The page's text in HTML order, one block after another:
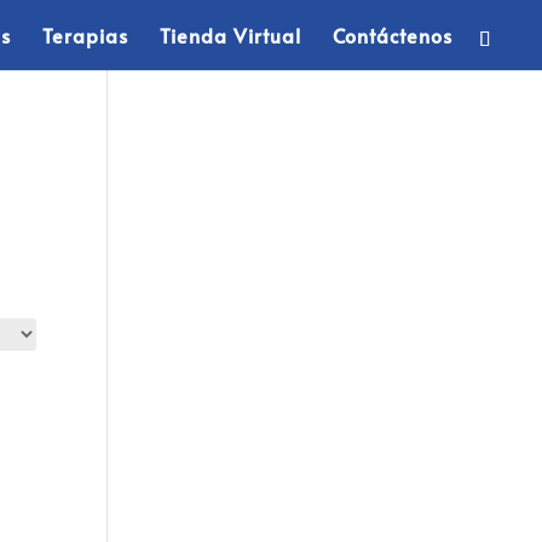
Terapias Tienda Virtual Contáctenos